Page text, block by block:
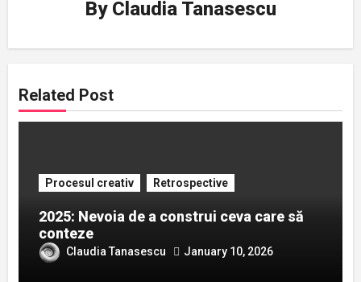
By Claudia Tanasescu
Related Post
Procesul creativ Retrospective
2025: Nevoia de a construi ceva care să
conteze
Claudia Tanasescu January 10, 2026